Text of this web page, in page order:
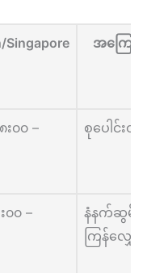
Singapore အကြော
၀၀ –
စုပေါင်းတ
၀၀ –
နံနက်ဆွမ်း
ကြန်လျှေ